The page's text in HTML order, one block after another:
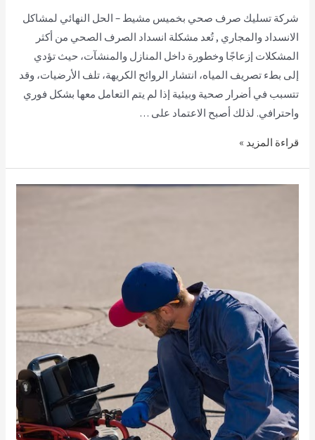
شركة تسليك صرف صحي بخميس مشيط – الحل النهائي لمشاكل
الانسداد والمجاري , تُعد مشكلة انسداد الصرف الصحي من أكثر
المشكلات إزعاجًا وخطورة داخل المنازل والمنشآت، حيث تؤدي
إلى بطء تصريف المياه، انتشار الروائح الكريهة، تلف الأرضيات، وقد
تتسبب في أضرار صحية وبيئية إذا لم يتم التعامل معها بشكل فوري
واحترافي. لذلك أصبح الاعتماد على …
قراءة المزيد »